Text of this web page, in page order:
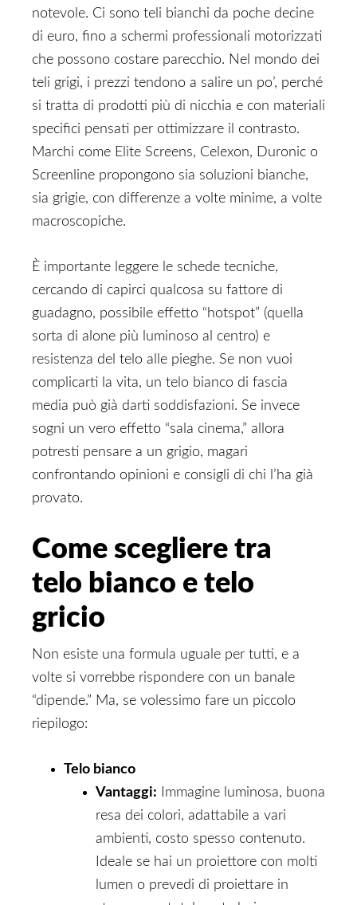
notevole. Ci sono teli bianchi da poche decine
di euro, fino a schermi professionali motorizzati
che possono costare parecchio. Nel mondo dei
teli grigi, i prezzi tendono a salire un po’, perché
si tratta di prodotti più di nicchia e con materiali
specifici pensati per ottimizzare il contrasto.
Marchi come Elite Screens, Celexon, Duronic o
Screenline propongono sia soluzioni bianche,
sia grigie, con differenze a volte minime, a volte
macroscopiche.
È importante leggere le schede tecniche,
cercando di capirci qualcosa su fattore di
guadagno, possibile effetto “hotspot” (quella
sorta di alone più luminoso al centro) e
resistenza del telo alle pieghe. Se non vuoi
complicarti la vita, un telo bianco di fascia
media può già darti soddisfazioni. Se invece
sogni un vero effetto “sala cinema,” allora
potresti pensare a un grigio, magari
confrontando opinioni e consigli di chi l’ha già
provato.
Come scegliere tra
telo bianco e telo
gricio
Non esiste una formula uguale per tutti, e a
volte si vorrebbe rispondere con un banale
“dipende.” Ma, se volessimo fare un piccolo
riepilogo:
Telo bianco
Vantaggi: Immagine luminosa, buona
resa dei colori, adattabile a vari
ambienti, costo spesso contenuto.
Ideale se hai un proiettore con molti
lumen o prevedi di proiettare in